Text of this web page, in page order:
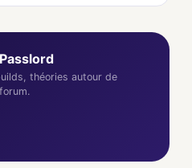
théories autour de